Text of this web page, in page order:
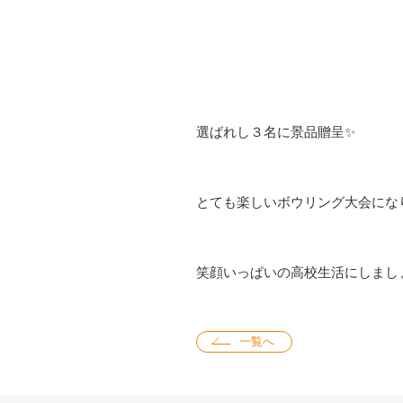
選ばれし３名に景品贈呈✨
とても楽しいボウリング大会にな
笑顔いっぱいの高校生活にしまし
一覧へ